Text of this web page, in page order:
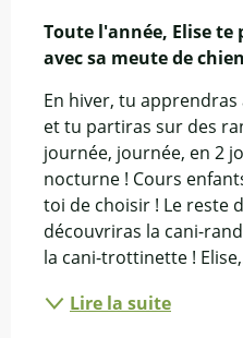
Toute l'année, Elise te
avec sa meute de
En hiver, tu
et tu partiras sur des
journée, journée, en 2
nocturne ! Cours
toi de choisir ! Le reste
découvriras la cani-
la cani-trottinette !
Lire la suite